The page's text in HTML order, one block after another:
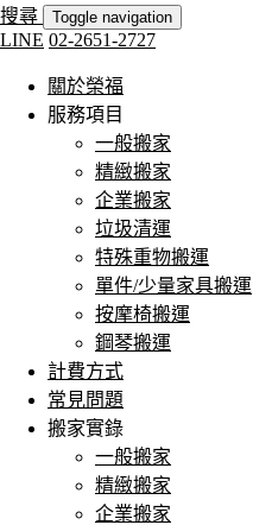
搜尋 Toggle navigation
LINE 02-2651-2727
關於榮福
服務項目
一般搬家
精緻搬家
企業搬家
垃圾清運
特殊重物搬運
單件/少量家具搬運
按摩椅搬運
鋼琴搬運
計費方式
常見問題
搬家實錄
一般搬家
精緻搬家
企業搬家